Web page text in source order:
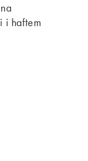
i haftem
zł (0%). Było